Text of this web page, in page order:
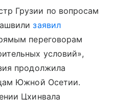
Грузии по вопросам
заявил
переговорам
условий»,
продолжила
Южной Осетии.
Цхинвала